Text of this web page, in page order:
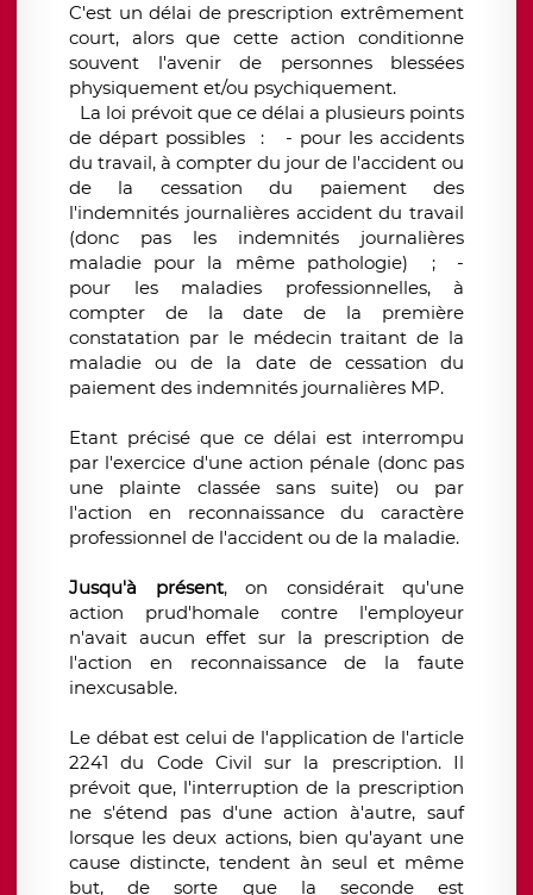
C'est un délai de prescription extrêmement
court, alors que cette action conditionne
souvent l'avenir de personnes blessées
physiquement et/ou psychiquement.
La loi prévoit que ce délai a plusieurs points
de départ possibles : - pour les accidents
du travail, à compter du jour de l'accident ou
de la cessation du paiement des
l'indemnités journalières accident du travail
(donc pas les indemnités journalières
maladie pour la même pathologie) ; -
pour les maladies professionnelles, à
compter de la date de la première
constatation par le médecin traitant de la
maladie ou de la date de cessation du
paiement des indemnités journalières MP.
Etant précisé que ce délai est interrompu
par l'exercice d'une action pénale (donc pas
une plainte classée sans suite) ou par
l'action en reconnaissance du caractère
professionnel de l'accident ou de la maladie.
Jusqu'à présent, on considérait qu'une
action prud'homale contre l'employeur
n'avait aucun effet sur la prescription de
l'action en reconnaissance de la faute
inexcusable.
Le débat est celui de l'application de l'article
2241 du Code Civil sur la prescription. Il
prévoit que, l'interruption de la prescription
ne s'étend pas d'une action à'autre, sauf
lorsque les deux actions, bien qu'ayant une
cause distincte, tendent àn seul et même
but, de sorte que la seconde est